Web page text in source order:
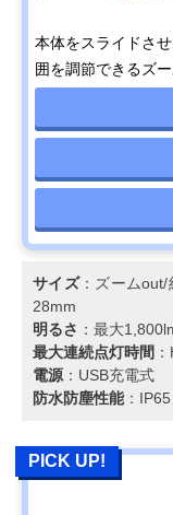
本体をスライドさ
囲を調節できるズ
サイズ：ズームout/
28mm
明るさ ：最大
最大連続点灯時間
電源 ：USB充電式
防水防塵性能：IP65
PICK UP!